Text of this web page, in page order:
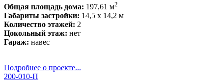
Общая площадь дома: 197,61 м2
Габариты застройки: 14,5 x 14,2 м
Количество этажей: 2
Цокольный этаж: нет
Гараж: навес
Подробнее о проекте...
200-010-П